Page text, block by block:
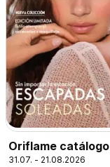
Oriflame catálogo
31.07. - 21.08.2026